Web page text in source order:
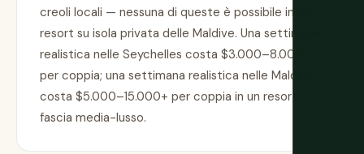
creoli locali — nessuna di queste è possibile in un
resort su isola privata delle Maldive. Una settimana
realistica nelle Seychelles costa $3.000–8.000
per coppia; una settimana realistica nelle Maldive
costa $5.000–15.000+ per coppia in un resort di
fascia media-lusso.